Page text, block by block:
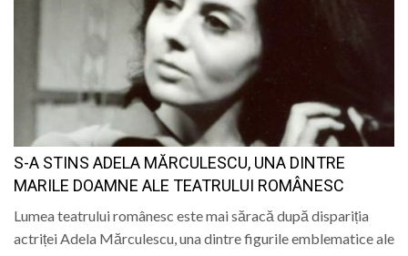
S-A STINS ADELA MĂRCULESCU, UNA DINTRE
MARILE DOAMNE ALE TEATRULUI ROMÂNESC
Lumea teatrului românesc este mai săracă după dispariția
actriței Adela Mărculescu, una dintre figurile emblematice ale